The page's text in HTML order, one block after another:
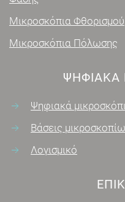
Μικροσκόπια Φθορισμού
Μικροσκόπια Πόλωσης
ΨΗΦΙΑΚΑ
Ψηφιακά
Βάσεις
Λογισμικό